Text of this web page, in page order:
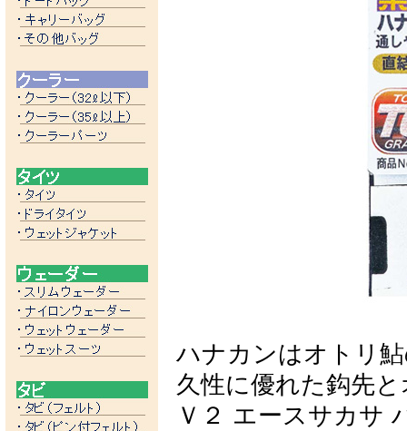
ハナカンはオトリ
久性に優れた鈎先
Ｖ２ エースサカサ